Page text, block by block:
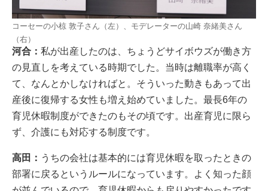
コーセーの小椋 敦子さん（左）、モデレーターの山崎 奈緒美さん
（右）
河合： 私が出産したのは、ちょうどサイボウズが働き方
の見直しを考えている時期でした。当時は離職率が高く
て、なんとかしなければと。そういった動きもあって出
産後に復帰する女性も増え始めていました。最長6年の
育児休暇制度ができたのもその頃です。出産育児に限ら
ず、介護にも対応する制度です。
高田： うちの会社は基本的には育児休暇を取ったときの
部署に戻るというルールになっています。よく知った顔